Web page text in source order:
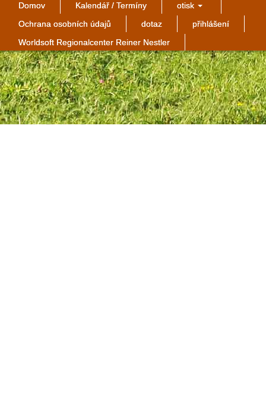
Domov Kalendář / Termíny
otisk
Ochrana osobních údajů
dotaz
přihlášení
Worldsoft Regionalcenter Reiner Nestler